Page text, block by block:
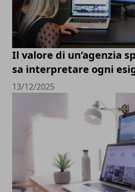
Il valore di un’agenzia
sa interpretare ogni
13/12/2025